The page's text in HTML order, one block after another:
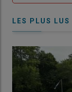
LES PLUS LUS